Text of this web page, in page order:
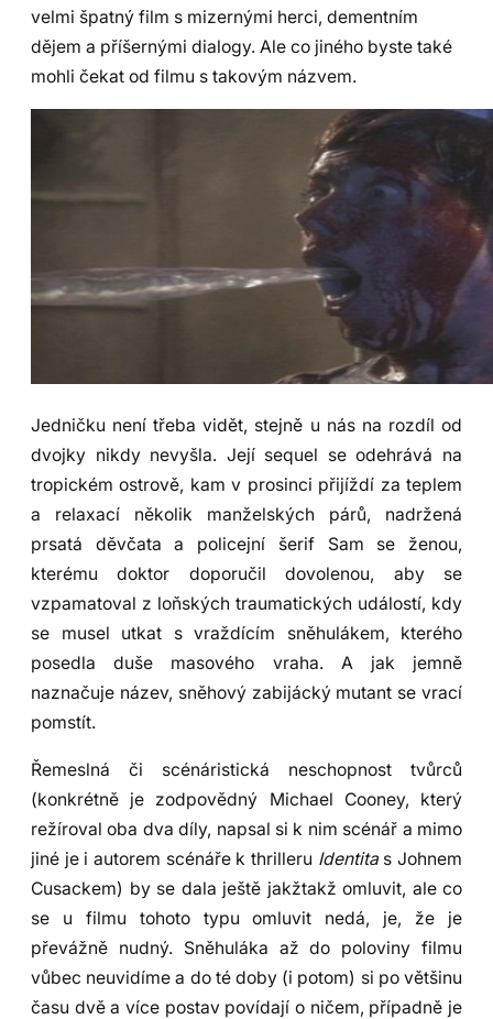
velmi špatný film s mizernými herci, dementním
dějem a příšernými dialogy. Ale co jiného byste také
mohli čekat od filmu s takovým názvem.
Jedničku není třeba vidět, stejně u nás na rozdíl od
dvojky nikdy nevyšla. Její sequel se odehrává na
tropickém ostrově, kam v prosinci přijíždí za teplem
a relaxací několik manželských párů, nadržená
prsatá děvčata a policejní šerif Sam se ženou,
kterému doktor doporučil dovolenou, aby se
vzpamatoval z loňských traumatických událostí, kdy
se musel utkat s vraždícím sněhulákem, kterého
posedla duše masového vraha. A jak jemně
naznačuje název, sněhový zabijácký mutant se vrací
pomstít.
Řemeslná či scénáristická neschopnost tvůrců
(konkrétně je zodpovědný Michael Cooney, který
režíroval oba dva díly, napsal si k nim scénář a mimo
jiné je i autorem scénáře k thrilleru Identitas Johnem
Cusackem) by se dala ještě jakžtakž omluvit, ale co
se u filmu tohoto typu omluvit nedá, je, že je
převážně nudný. Sněhuláka až do poloviny filmu
vůbec neuvidíme a do té doby (i potom) si po většinu
času dvě a více postav povídají o ničem, případně je